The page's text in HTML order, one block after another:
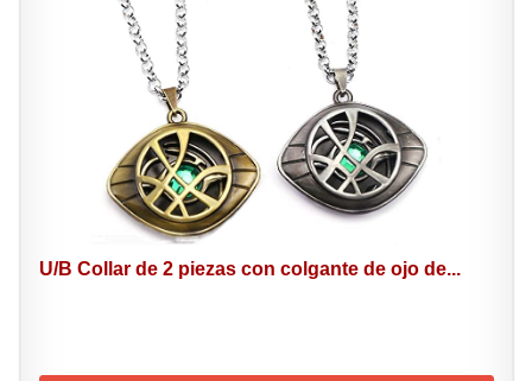
U/B Collar de 2 piezas con colgante de ojo de...